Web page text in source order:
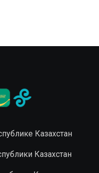
Казахстан
Казахстан